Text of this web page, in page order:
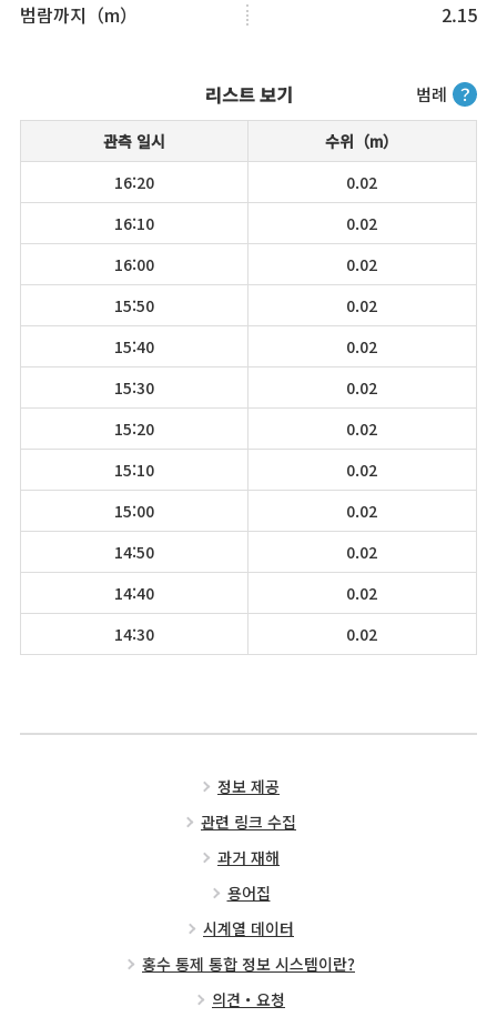
범람까지（m）
2.15
범례 ？
리스트 보기
관측 일시
수위（m）
16:20
0.02
16:10
0.02
16:00
0.02
15:50
0.02
15:40
0.02
15:30
0.02
15:20
0.02
15:10
0.02
15:00
0.02
14:50
0.02
14:40
0.02
14:30
0.02
정보 제공
관련 링크 수집
과거 재해
용어집
시계열 데이터
홍수 통제 통합 정보 시스템이란?
의견・요청